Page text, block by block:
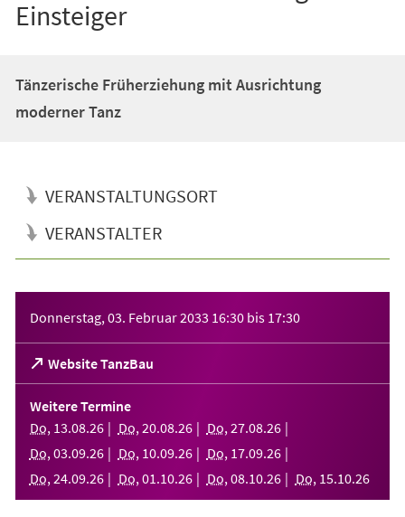
Einsteiger
Tänzerische Früherziehung mit Ausrichtung
moderner Tanz
VERANSTALTUNGSORT
VERANSTALTER
Donnerstag, 03. Februar 2033 16:30 bis 17:30
Website TanzBau
(Öffnet
in
einem
neuen
Tab)
Weitere Termine
Do, 13.08.26 Do, 20.08.26 Do, 27.08.26
Do, 03.09.26 Do, 10.09.26 Do, 17.09.26
Do, 24.09.26 Do, 01 .10.26 Do, 08.10.26 Do, 15.10.26